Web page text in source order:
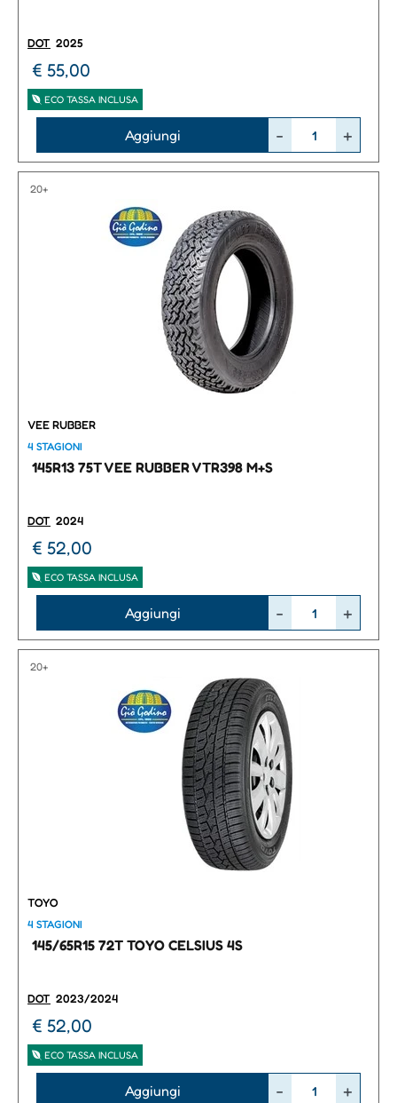
DOT 2025
€ 55,00
ECO TASSA INCLUSA
Aggiungi
20+
VEE RUBBER
4 STAGIONI
145R13 75T VEE RUBBER VTR398 M+S
DOT 2024
€ 52,00
ECO TASSA INCLUSA
Aggiungi
20+
TOYO
4 STAGIONI
145/65R15 72T TOYO CELSIUS 4S
DOT 2023/2024
€ 52,00
ECO TASSA INCLUSA
Aggiungi